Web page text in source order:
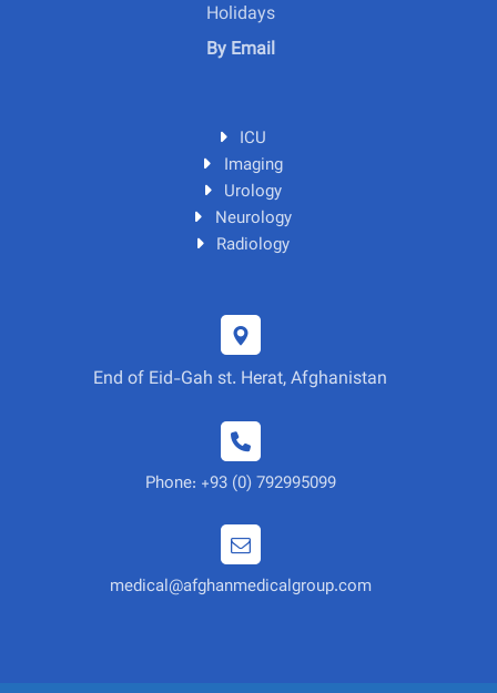
Holidays
By Email
ICU
Imaging
Urology
Neurology
Radiology
End of Eid-Gah st. Herat, Afghanistan
Phone: +93 (0) 792995099
medical@afghanmedicalgroup.com